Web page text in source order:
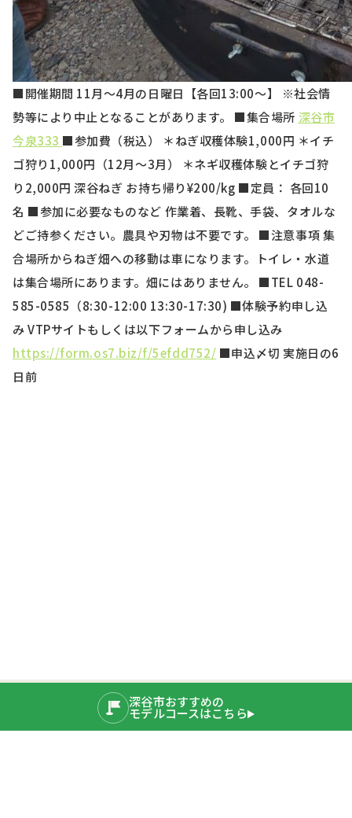
■開催期間 11月〜4月の日曜日【各回13:00～】 ※社会情
勢等により中止となることがあります。
■集合場所 深谷市
今泉333 ■参加費（税込） ＊ねぎ収穫体験1,000円 ＊イチ
ゴ狩り1,000円（12月〜3月）
＊ネギ収穫体験とイチゴ狩
り2,000円 深谷ねぎ お持ち帰り¥200/kg ■定員： 各回10
名 ■参加に必要なものなど 作業着、長靴、手袋、タオルな
どご持参ください。農具や刃物は不要です。
■注意事項集
合場所からねぎ畑への移動は車になります。トイレ・水道
は集合場所にあります。畑にはありません。 ■TEL 048-
585-0585（8:30-12:00 13:30-17:30) ■体験予約申し込
み VTPサイトもしくは以下フォームから申し込み
https://form.os7.biz/f/5efdd752/ ■申込〆切 実施日の6
日前
深谷市おすすめの
モデルコースはこちら